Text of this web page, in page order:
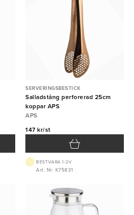
SERVERINGSBESTICK
Salladstång perforerad 25cm
koppar APS
APS
147 kr/st
BEST.VARA 1-2V
Art. Nr: K75831